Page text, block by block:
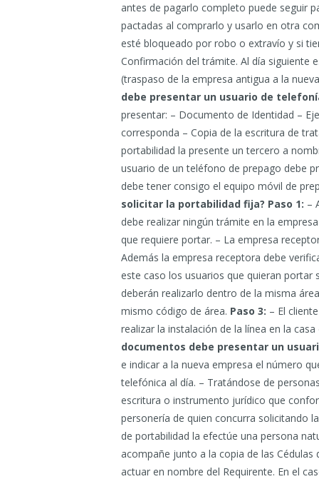
antes de pagarlo completo puede seguir
pactadas al comprarlo y usarlo en otra
esté bloqueado por robo o extravío y si
Confirmación del trámite. Al día siguiente
(traspaso de la empresa antigua a la
debe presentar un usuario de
presentar: – Documento de Identidad –
corresponda – Copia de la escritura de
portabilidad la presente un tercero a
usuario de un teléfono de prepago debe
debe tener consigo el equipo móvil de
solicitar la portabilidad fija? Paso 1: –
debe realizar ningún trámite en la
que requiere portar. – La empresa
Además la empresa receptora debe
este caso los usuarios que quieran
deberán realizarlo dentro de la misma
mismo código de área. Paso 3: – El
realizar la instalación de la línea en la
documentos debe presentar un
e indicar a la nueva empresa el número
telefónica al día. – Tratándose de
escritura o instrumento jurídico que
personería de quien concurra solicitando
de portabilidad la efectúe una persona
acompañe junto a la copia de las
actuar en nombre del Requirente. En el